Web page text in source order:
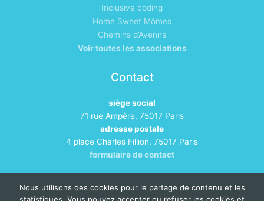
Inclusive coding
Home Sweet Mômes
Chemins d’Avenirs
Voir toutes les associations
Contact
siège social
71 rue Ampère, 75017 Paris
adresse postale
4 place Charles Fillion, 75017 Paris
formulaire de contact
Nous utilisons des cookies pour le partage de contenu et les